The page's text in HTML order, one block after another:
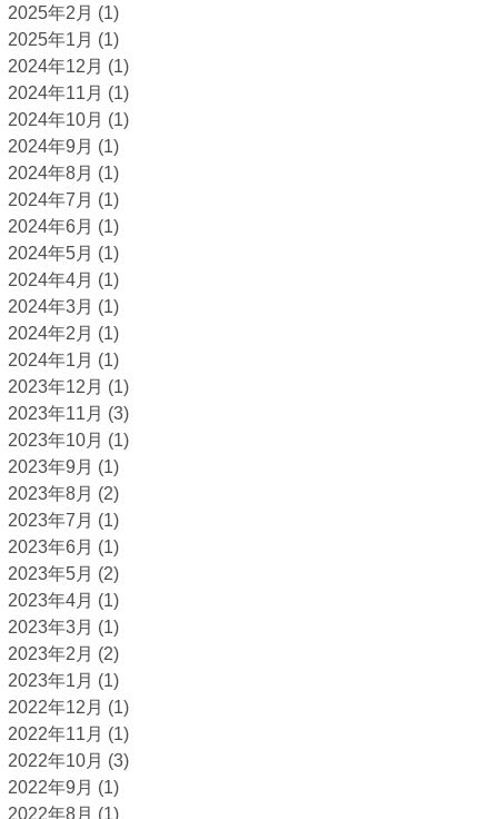
2025年2月 (1)
2025年1月 (1)
2024年12月 (1)
2024年11月 (1)
2024年10月 (1)
2024年9月 (1)
2024年8月 (1)
2024年7月 (1)
2024年6月 (1)
2024年5月 (1)
2024年4月 (1)
2024年3月 (1)
2024年2月 (1)
2024年1月 (1)
2023年12月 (1)
2023年11月 (3)
2023年10月 (1)
2023年9月 (1)
2023年8月 (2)
2023年7月 (1)
2023年6月 (1)
2023年5月 (2)
2023年4月 (1)
2023年3月 (1)
2023年2月 (2)
2023年1月 (1)
2022年12月 (1)
2022年11月 (1)
2022年10月 (3)
2022年9月 (1)
2022年8月 (1)